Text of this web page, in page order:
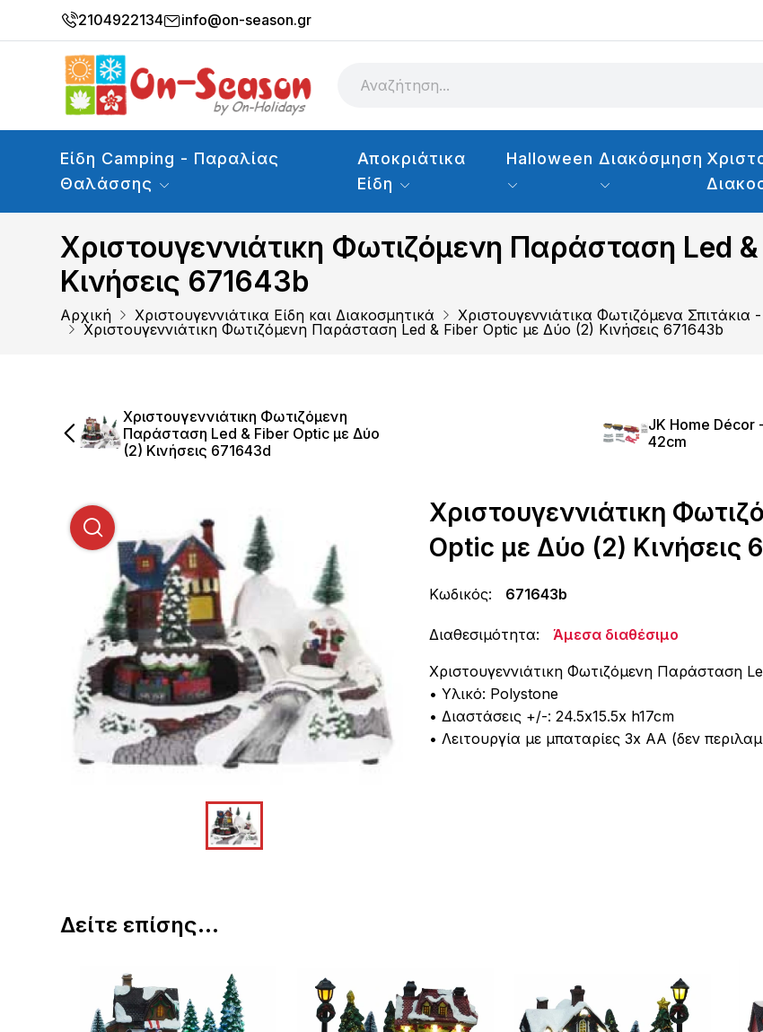
2104922134 info@on-season.gr
Είδη Camping - Παραλίας
Θαλάσσης
Αποκριάτικα
Είδη
Halloween Διακόσμηση
Χριστουγεννιάτικη Φωτιζόμενη Παράσταση Led
Κινήσεις 671643b
Αρχική Χριστουγεννιάτικα Είδη και Διακοσμητικά
Χριστουγεννιάτικα Φωτιζόμενα Σπιτάκια
Χριστουγεννιάτικη Φωτιζόμενη Παράσταση Led & Fiber Optic με Δύο (2) Κινήσεις 671643b
Χριστουγεννιάτικη Φωτιζόμενη
Παράσταση Led & Fiber Optic με Δύο
(2) Κινήσεις 671643d
JΚ Home Décor
42cm
Χριστουγεννιάτικη
Optic με Δύο (2) Κινήσεις
Κωδικός: 671643b
Διαθεσιμότητα: Άμεσα διαθέσιμο
Χριστουγεννιάτικη Φωτιζόμενη Παράσταση
• Υλικό: Polystone
• Διαστάσεις +/-: 24.5x15.5x h17cm
• Λειτουργία με μπαταρίες 3x AA (δεν
Δείτε επίσης...